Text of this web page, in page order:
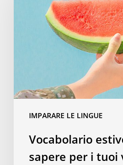
IMPARARE LE LINGUE
viaggi
Vocabolario
sapere per i tuoi